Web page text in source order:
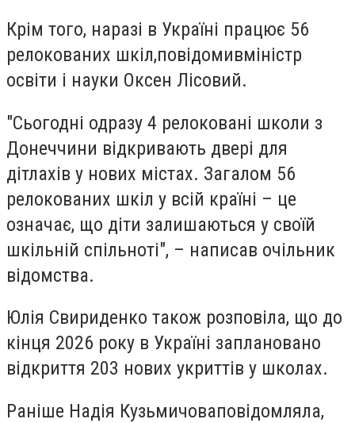
Крім того, наразі в Україні працює 56
релокованих шкіл,повідомивміністр
освіти і науки Оксен Лісовий.
"Сьогодні одразу 4 релоковані школи з
Донеччини відкривають двері для
дітлахів у нових містах. Загалом 56
релокованих шкіл у всій країні – це
означає, що діти залишаються у своїй
шкільній спільноті", – написав очільник
відомства.
Юлія Свириденко також розповіла, що до
кінця 2026 року в Україні заплановано
відкриття 203 нових укриттів у школах.
Раніше Надія Кузьмичоваповідомляла,